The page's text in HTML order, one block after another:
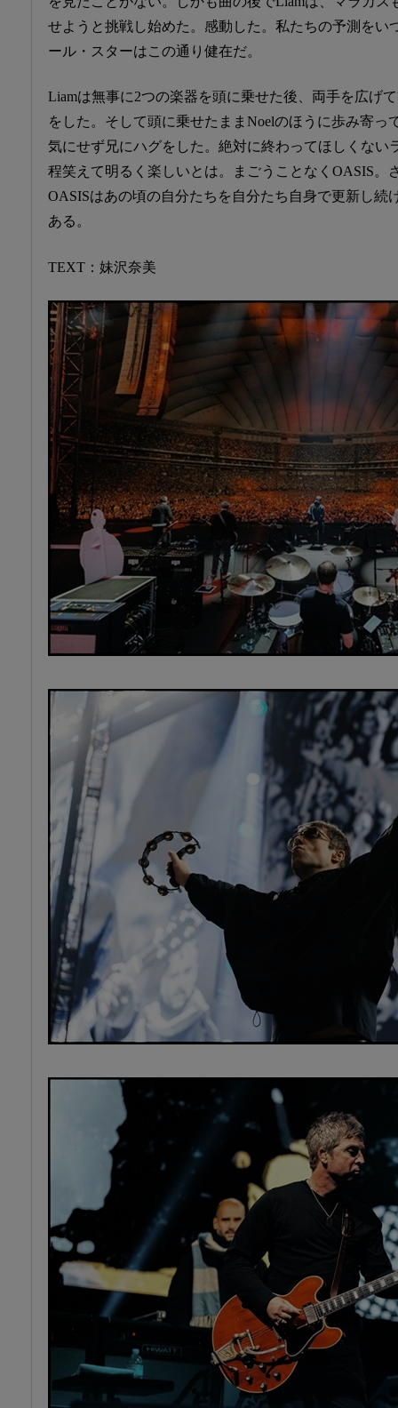
せようと挑戦し始めた。感動した。私たちの予測をい
ール・スターはこの通り健在だ。
Liamは無事に2つの楽器を頭に乗せた後、両手を広げ
をした。そして頭に乗せたままNoelのほうに歩み寄っ
気にせず兄にハグをした。絶対に終わってほしくない
程笑えて明るく楽しいとは。まごうことなくOASIS。
OASISはあの頃の自分たちを自分たち自身で更新し続
ある。
TEXT：妹沢奈美